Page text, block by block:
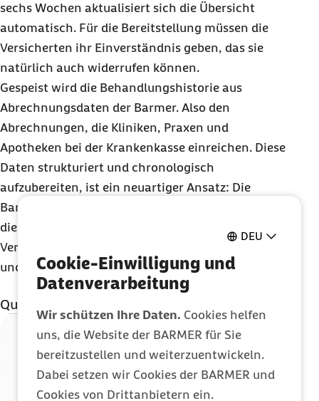
DEU
Cookie-Einwilligung und
Datenverarbeitung
Wir schützen Ihre Daten. Cookies helfen
uns, die Website der BARMER für Sie
bereitzustellen und weiterzuentwickeln.
Dabei setzen wir Cookies der BARMER und
Cookies von Drittanbietern ein.
sechs Wochen aktualisiert sich die Übersicht
automatisch. Für die Bereitstellung müssen die
Versicherten ihr Einverständnis geben, das sie
natürlich auch widerrufen können.
Gespeist wird die Behandlungshistorie aus
Abrechnungsdaten der Barmer. Also den
Abrechnungen, die Kliniken, Praxen und
Apotheken bei der Krankenkasse einreichen. Diese
Daten strukturiert und chronologisch
aufzubereiten, ist ein neuartiger Ansatz: Die
Barmer ist die erste Krankenkasse in Deutschland,
die so ein
Versicherten und als Unterstützung für Ärztinnen
und Ärzte.
Quellenangaben
15.09.2023):